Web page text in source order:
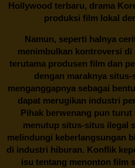
Hollywood terbaru, drama
produksi film lokal
Namun, seperti halnya
menimbulkan kontroversi
terutama produsen film dan
dengan maraknya
menganggapnya sebagai
dapat merugikan industri
Pihak berwenang pun
menutup situs-situs ilegal
melindungi keberlangsungan
di industri hiburan. Konflik
isu tentang menonton film